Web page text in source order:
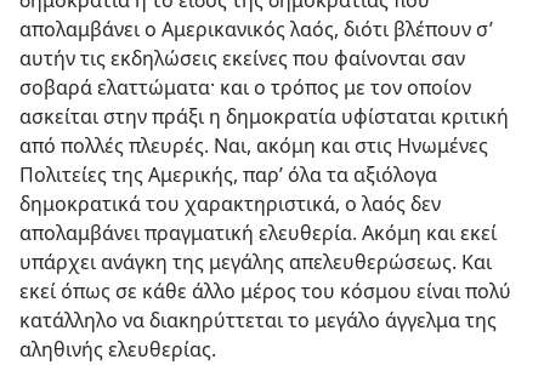
απολαμβάνει ο Αμερικανικός λαός, διότι βλέπουν σ’
αυτήν τις εκδηλώσεις εκείνες που φαίνονται σαν
σοβαρά ελαττώματα· και ο τρόπος με τον οποίον
ασκείται στην πράξι η δημοκρατία υφίσταται κριτική
από πολλές πλευρές. Ναι, ακόμη και στις Ηνωμένες
Πολιτείες της Αμερικής, παρ’ όλα τα αξιόλογα
δημοκρατικά του χαρακτηριστικά, ο λαός δεν
απολαμβάνει πραγματική ελευθερία. Ακόμη και εκεί
υπάρχει ανάγκη της μεγάλης απελευθερώσεως. Και
εκεί όπως σε κάθε άλλο μέρος του κόσμου είναι πολύ
κατάλληλο να διακηρύττεται το μεγάλο άγγελμα της
αληθινής ελευθερίας.